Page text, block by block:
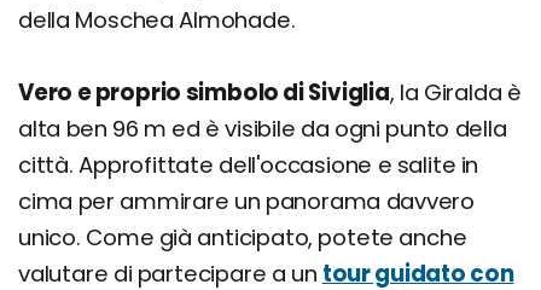
della Moschea Almohade.
Vero e proprio simbolo di Siviglia, la Giralda è
alta ben 96 m ed è visibile da ogni punto della
città. Approfittate dell'occasione e salite in
cima per ammirare un panorama davvero
unico. Come già anticipato, potete anche
valutare di partecipare a un tour guidato con